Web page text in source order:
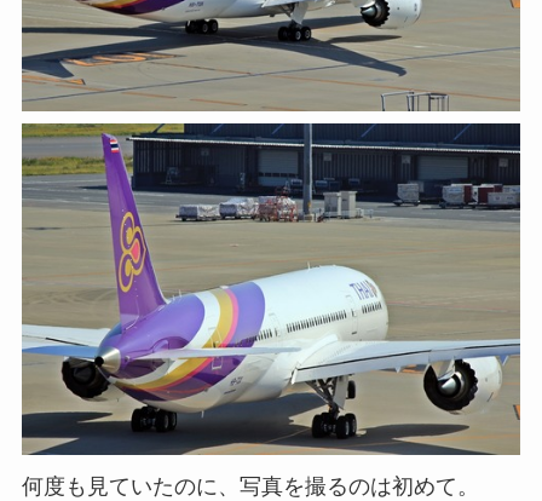
何度も見ていたのに、写真を撮るのは初めて。